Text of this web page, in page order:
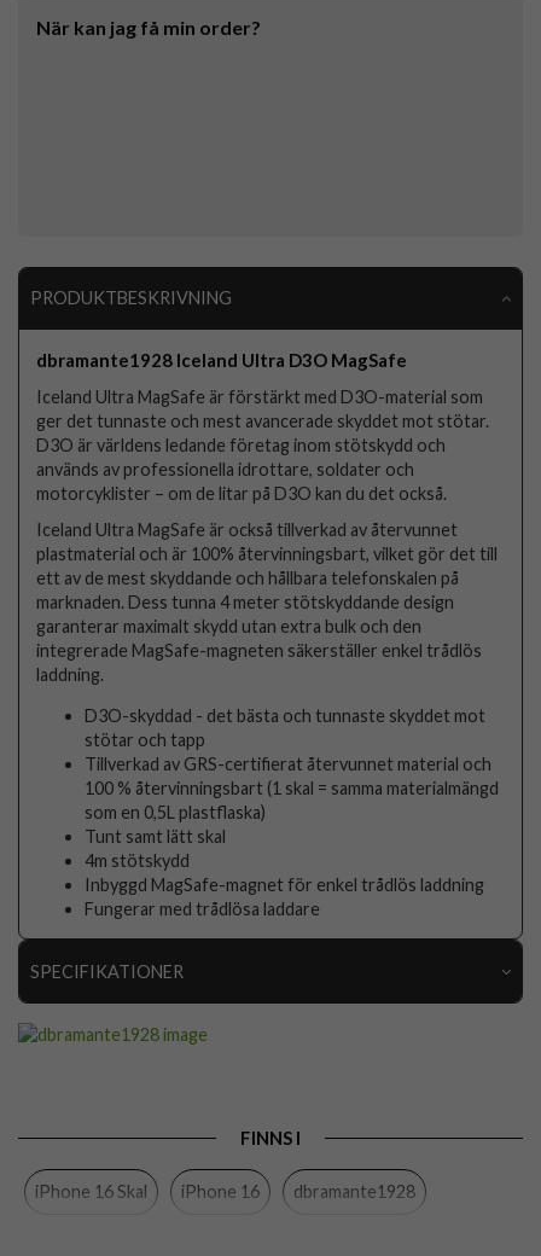
När kan jag få min order?
PRODUKTBESKRIVNING
dbramante1928 Iceland Ultra D3O MagSafe
Iceland Ultra MagSafe är förstärkt med D3O-material som
ger det tunnaste och mest avancerade skyddet mot stötar.
D3O är världens ledande företag inom stötskydd och
används av professionella idrottare, soldater och
motorcyklister – om de litar på D3O kan du det också.
Iceland Ultra MagSafe är också tillverkad av återvunnet
plastmaterial och är 100% återvinningsbart, vilket gör det till
ett av de mest skyddande och hållbara telefonskalen på
marknaden. Dess tunna 4 meter stötskyddande design
garanterar maximalt skydd utan extra bulk och den
integrerade MagSafe-magneten säkerställer enkel trådlös
laddning.
D3O-skyddad - det bästa och tunnaste skyddet mot
stötar och tapp
Tillverkad av GRS-certifierat återvunnet material och
100 % återvinningsbart (1 skal = samma materialmängd
som en 0,5L plastflaska)
Tunt samt lätt skal
4m stötskydd
Inbyggd MagSafe-magnet för enkel trådlös laddning
Fungerar med trådlösa laddare
SPECIFIKATIONER
MagSafe-kompatibel, Miljövänlig
Färg
FINNS I
iPhone 16 Skal iPhone 16 dbramante1928